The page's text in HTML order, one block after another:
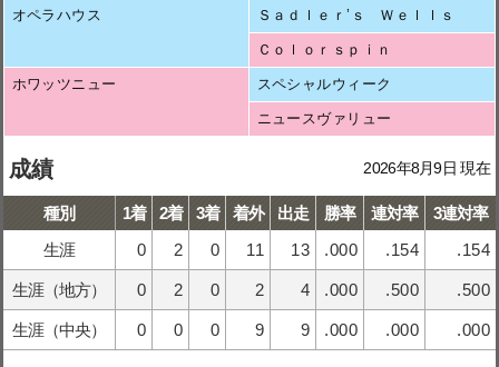
オペラハウス Ｓａｄｌｅｒ’ｓ Ｗｅｌｌｓ
Ｃｏｌｏｒｓｐｉｎ
ホワッツニュー スペシャルウィーク
ニュースヴァリュー
成績 2026年8月9日 現在
種別 1着 2着 3着 着外 出走 勝率 連対率
3連対率
生涯
0 2 0 11 13 .000 .154 .154
生涯（地方） 0 2 0 2 4 .000 .500 .500
生涯（中央） 0 0 0 9 9 .000 .000 .000